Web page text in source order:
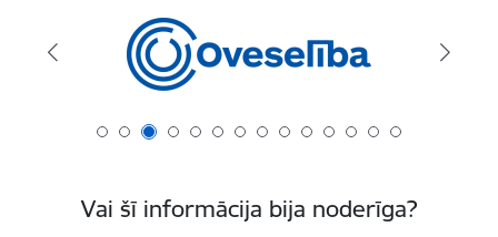
Vai šī informācija bija noderīga?